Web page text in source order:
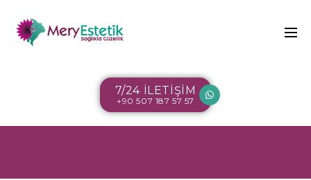
7/24 İLETİŞİM
+90 507 187 57 57